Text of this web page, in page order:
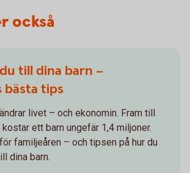
också
till dina barn –
bästa tips
livet – och ekonomin. Fram till
ett barn ungefär 1,4 miljoner.
familjeåren – och tipsen på hur du
dina barn.